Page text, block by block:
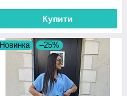
Купити
Новинка –25%